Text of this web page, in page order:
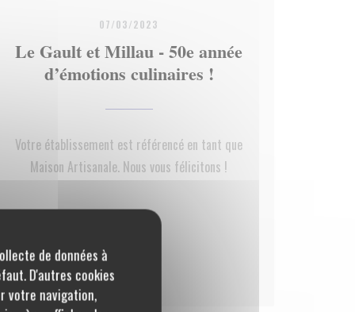
de données à
D'autres cookies
votre navigation,
07/03/2023
Le Gault et Millau - 50e année
d’émotions culinaires !
Votre établissement est référencé en tant que
Maison Artisanale. Nous vous félicitons !